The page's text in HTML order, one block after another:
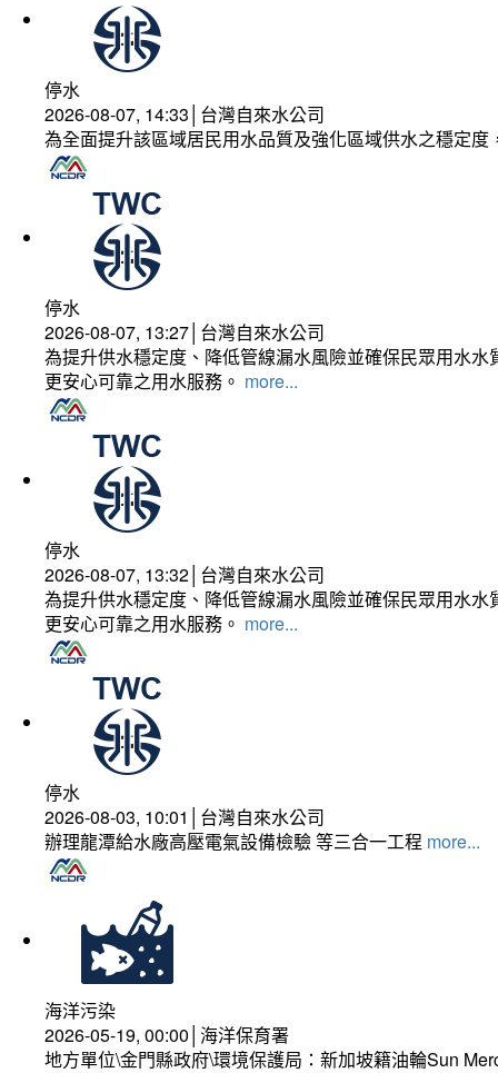
停水
2026-08-07, 14:33│台灣自來水公司
為全面提升該區域居民用水品質及強化區域供水之穩定
停水
2026-08-07, 13:27│台灣自來水公司
為提升供水穩定度、降低管線漏水風險並確保民眾用水
更安心可靠之用水服務。 more...
停水
2026-08-07, 13:32│台灣自來水公司
為提升供水穩定度、降低管線漏水風險並確保民眾用水
更安心可靠之用水服務。 more...
停水
2026-08-03, 10:01│台灣自來水公司
辦理龍潭給水廠高壓電氣設備檢驗 等三合一工程 more...
海洋污染
2026-05-19, 00:00│海洋保育署
地方單位\金門縣政府\環境保護局：新加坡籍油輪Sun